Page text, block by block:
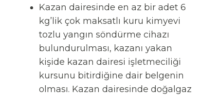
Kazan dairesinde en az bir adet 6
kg’lik çok maksatlı kuru kimyevi
tozlu yangın söndürme cihazı
bulundurulması, kazanı yakan
kişide kazan dairesi işletmeciliği
kursunu bitirdiğine dair belgenin
olması. Kazan dairesinde doğalgaz